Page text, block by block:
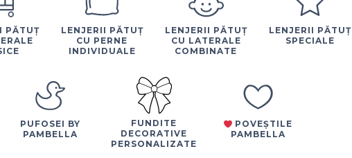
PĂTUȚ
LENJERII PĂTUȚ
CU PERNE
INDIVIDUALE
LENJERII PĂTUȚ
CU LATERALE
COMBINATE
LENJERII PĂTUȚ
SPECIALE
PUFOSEI BY
PAMBELLA
FUNDITE
DECORATIVE
PERSONALIZATE
POVEȘTILE
PAMBELLA